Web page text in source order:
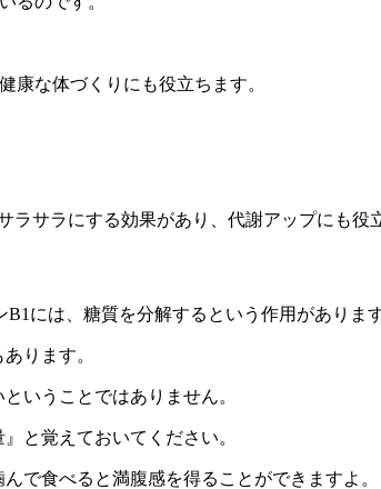
康な体づくりにも役立ちます。
サラにする効果があり、代謝アップにも役
には、糖質を分解するという作用があります
ります。
いうことではありません。
と覚えておいてください。
で食べると満腹感を得ることができますよ。